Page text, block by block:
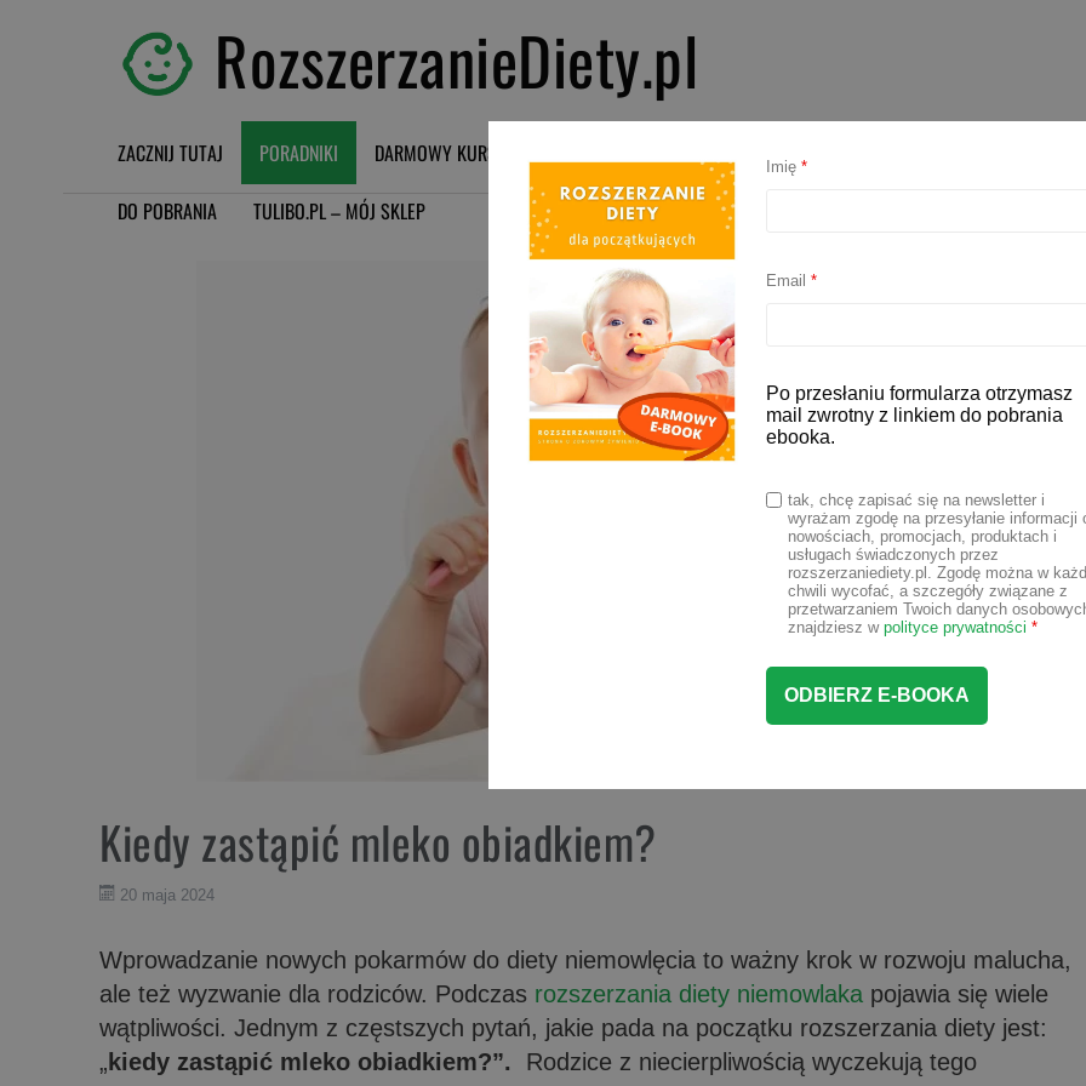
RozszerzanieDiety.pl
ZACZNIJ TUTAJ PORADNIKI DARMOWY KURS BLW
DO POBRANIA
TULIBO.PL – MÓJ SKLEP
Kiedy zastąpić mleko obiadkiem?
20 maja 2024
Wprowadzanie nowych pokarmów do diety niemowlęcia to ważny krok w rozwoju malucha,
ale też wyzwanie dla rodziców. Podczas rozszerzania diety niemowlaka pojawia się wiele
wątpliwości. Jednym z częstszych pytań, jakie pada na początku rozszerzania diety jest:
„ kiedy zastąpić mleko obiadkiem?”. Rodzice z niecierpliwością wyczekują tego
Imię *
Email *
Po przesłaniu formularza otrzymasz
mail zwrotny z linkiem do pobrania
ebooka.
tak, chcę zapisać się na newsletter i
wyrażam zgodę na przesyłanie informacji
nowościach, promocjach, produktach i
usługach świadczonych przez
rozszerzaniediety.pl. Zgodę można w
chwili wycofać, a szczegóły związane z
przetwarzaniem Twoich danych
znajdziesz wpolityce prywatności *